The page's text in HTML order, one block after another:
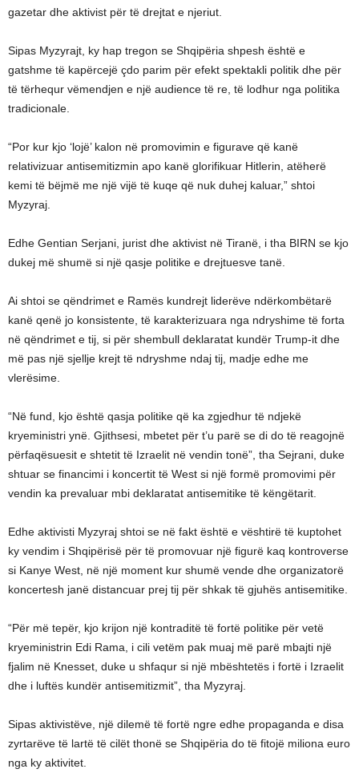
gazetar dhe aktivist për të drejtat e njeriut.
Sipas Myzyrajt, ky hap tregon se Shqipëria shpesh është e
gatshme të kapërcejë çdo parim për efekt spektakli politik dhe për
të tërhequr vëmendjen e një audience të re, të lodhur nga politika
tradicionale.
“Por kur kjo ‘lojë’ kalon në promovimin e figurave që kanë
relativizuar antisemitizmin apo kanë glorifikuar Hitlerin, atëherë
kemi të bëjmë me një vijë të kuqe që nuk duhej kaluar,” shtoi
Myzyraj.
Edhe Gentian Serjani, jurist dhe aktivist në Tiranë, i tha BIRN se kjo
dukej më shumë si një qasje politike e drejtuesve tanë.
Ai shtoi se qëndrimet e Ramës kundrejt liderëve ndërkombëtarë
kanë qenë jo konsistente, të karakterizuara nga ndryshime të forta
në qëndrimet e tij, si për shembull deklaratat kundër Trump-it dhe
më pas një sjellje krejt të ndryshme ndaj tij, madje edhe me
vlerësime.
“Në fund, kjo është qasja politike që ka zgjedhur të ndjekë
kryeministri ynë. Gjithsesi, mbetet për t’u parë se di do të reagojnë
përfaqësuesit e shtetit të Izraelit në vendin tonë”, tha Sejrani, duke
shtuar se financimi i koncertit të West si një formë promovimi për
vendin ka prevaluar mbi deklaratat antisemitike të këngëtarit.
Edhe aktivisti Myzyraj shtoi se në fakt është e vështirë të kuptohet
ky vendim i Shqipërisë për të promovuar një figurë kaq kontroverse
si Kanye West, në një moment kur shumë vende dhe organizatorë
koncertesh janë distancuar prej tij për shkak të gjuhës antisemitike.
“Për më tepër, kjo krijon një kontraditë të fortë politike për vetë
kryeministrin Edi Rama, i cili vetëm pak muaj më parë mbajti një
fjalim në Knesset, duke u shfaqur si një mbështetës i fortë i Izraelit
dhe i luftës kundër antisemitizmit”, tha Myzyraj.
Sipas aktivistëve, një dilemë të fortë ngre edhe propaganda e disa
zyrtarëve të lartë të cilët thonë se Shqipëria do të fitojë miliona euro
nga ky aktivitet.